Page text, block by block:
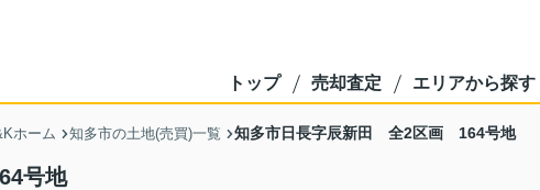
トップ 売却査定 エリアから探す
ホーム 知多市の土地(売買)一覧 知多市日長字辰新田 全2区画 164号地
号地